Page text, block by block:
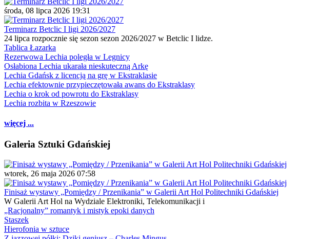
środa, 08 lipca 2026 19:31
Terminarz Betclic I ligi 2026/2027
24 lipca rozpocznie się sezon sezon 2026/2027 w Betclic I lidze.
Tablica Łazarka
Rezerwowa Lechia poległa w Legnicy
Osłabiona Lechia ukarała nieskuteczną Arkę
Lechia Gdańsk z licencją na grę w Ekstraklasie
Lechia efektownie przypieczętowała awans do Ekstraklasy
Lechia o krok od powrotu do Ekstraklasy
Lechia rozbita w Rzeszowie
więcej ...
Galeria Sztuki Gdańskiej
wtorek, 26 maja 2026 07:58
Finisaż wystawy „Pomiędzy / Przenikania” w Galerii Art Hol Politechniki Gdańskiej
W Galerii Art Hol na Wydziale Elektroniki, Telekomunikacji i
„Racjonalny” romantyk i mistyk epoki danych
Staszek
Hierofonia w sztuce